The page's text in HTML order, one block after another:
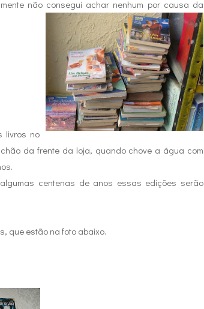
não consegui achar nenhum por causa da
livros no
da frente da loja, quando chove a água com
centenas de anos essas edições serão
que estão na foto abaixo.